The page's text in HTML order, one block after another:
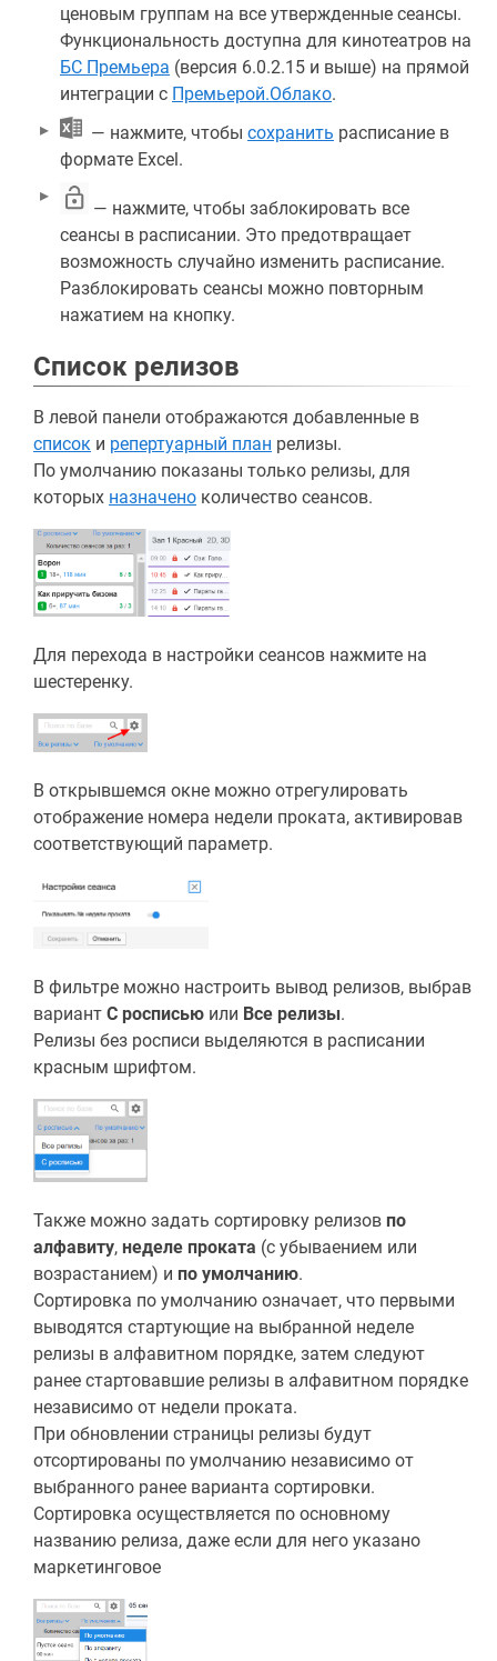
ценовым группам на все утвержденные сеансы.
Функциональность доступна для кинотеатров на
БС Премьера (версия 6.0.2.15 и выше) на прямой
интеграции с Премьерой.Облако.
— нажмите, чтобы сохранить расписание в
формате Excel.
— нажмите, чтобы заблокировать все
сеансы в расписании. Это предотвращает
возможность случайно изменить расписание.
Разблокировать сеансы можно повторным
нажатием на кнопку.
Список релизов
В левой панели отображаются добавленные в
список и репертуарный план релизы.
По умолчанию показаны только релизы, для
которых назначено количество сеансов.
Для перехода в настройки сеансов нажмите на
шестеренку.
В открывшемся окне можно отрегулировать
отображение номера недели проката, активировав
соответствующий параметр.
В фильтре можно настроить вывод релизов, выбрав
вариант С росписью или Все релизы.
Релизы без росписи выделяются в расписании
красным шрифтом.
Также можно задать сортировку релизов по
алфавиту, неделе проката (с убываением или
возрастанием) и по умолчанию.
Сортировка по умолчанию означает, что первыми
выводятся стартующие на выбранной неделе
релизы в алфавитном порядке, затем следуют
ранее стартовавшие релизы в алфавитном порядке
независимо от недели проката.
При обновлении страницы релизы будут
отсортированы по умолчанию независимо от
выбранного ранее варианта сортировки.
Сортировка осуществляется по основному
названию релиза, даже если для него указано
маркетинговое